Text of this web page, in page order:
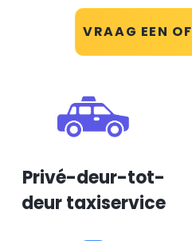
VRAAG EEN
Privé-deur-tot-
deur taxiservice